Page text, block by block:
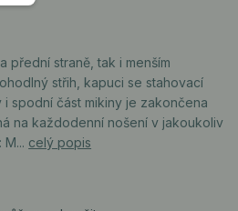
přední straně, tak i menším
střih, kapuci se stahovací
spodní část mikiny je zakončena
na každodenní nošení v jakoukoliv
celý popis